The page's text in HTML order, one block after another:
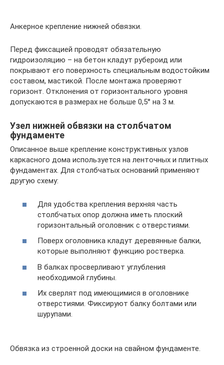
Анкерное крепление нижней обвязки.
Перед фиксацией проводят обязательную
гидроизоляцию – на бетон кладут рубероид или
покрывают его поверхность специальным водостойким
составом, мастикой. После монтажа проверяют
горизонт. Отклонения от горизонтального уровня
допускаются в размерах не больше 0,5° на 3 м.
Узел нижней обвязки на столбчатом
фундаменте
Описанное выше крепление конструктивных узлов
каркасного дома используется на ленточных и плитных
фундаментах. Для столбчатых оснований применяют
другую схему:
Для удобства крепления верхняя часть
столбчатых опор должна иметь плоский
горизонтальный оголовник с отверстиями.
Поверх оголовника кладут деревянные балки,
которые выполняют функцию ростверка.
В балках просверливают углубления
необходимой глубины.
Их сверлят под имеющимися в оголовнике
отверстиями. Фиксируют балку болтами или
шурупами.
Обвязка из строенной доски на свайном фундаменте.